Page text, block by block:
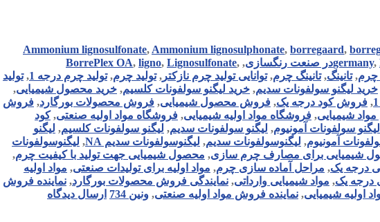
Ammonium lignosulfonate, Ammonium lignosulphonate, borregaard,
germany,
,
BorrePlex OA, ligno, Lignosulfonate,
چرم,تانینگ,تانینگ چرم,توانایی تولید چرم نازکتر ,تولید چرم,تولید چرم درجه 1 ,تولید
خرید لیگنو سولفونات سدیم, خرید لیگنو سولفونات کلسیم, خرید محصول شیمیایی,
, فروش کود درجه یک, فروش محصول شیمیایی, فروش محصولات بورگارد, فروش
شیمیایی, فروشگاه مواد اولیه شیمیایی, فروشگاه مواد اولیه صنعتی,کود
لیگنو سولفونات آمونیوم, لیگنو سولفونات سدیم, لیگنو سولفونات کلسیم, لیگنو
آمونیوم, لیگنوسولفونات سدیم, لیگنوسولفونات سدیم NA , لیگنوسولفونات
شیمیایی برای مصارف چرم سازی, محصول شیمیایی جهت تولید با کیفیت چرم,
درجه یک, مراحل آماده سازی چرم, مواد اولیه برای تولیدات صنعتی, مواد اولیه
درجه یک, مواد شیمیایی وارداتی, نمایندگی فروش محصولات بورگارد, نماینده فروش
اولیه شیمیایی, نماینده فروش مواد اولیه صنعتی, ونین 734
ارسال دیدگاه